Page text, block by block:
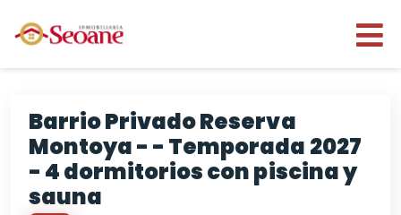
Barrio Privado Reserva
Montoya - - Temporada 2027
- 4 dormitorios con piscina y
sauna